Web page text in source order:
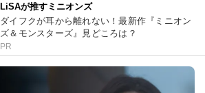
LiSAが推すミニオンズ
ダイフクが耳から離れない！最新作『ミニオン
ズ＆モンスターズ』見どころは？
PR